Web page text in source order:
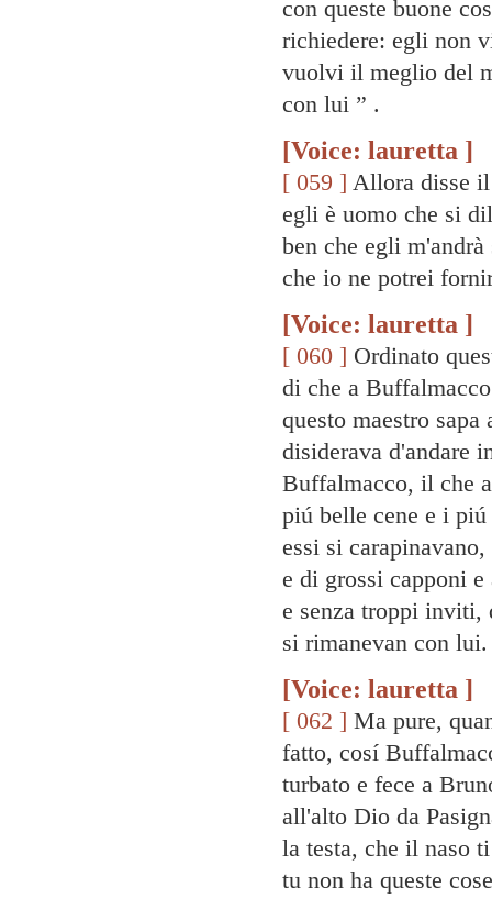
con queste buone
richiedere: egli non
vuolvi il meglio del
con lui ” .
[Voice: lauretta ]
[ 059 ] Allora disse il
egli è uomo che si
ben che egli
che io ne potrei
[Voice: lauretta ]
[ 060 ] Ordinato
di che a
questo maestro
disiderava d'andare
Buffalmacco, il che
piú belle cene e i
essi si
e di grossi capponi e
e senza troppi inviti,
si rimanevan con lui.
[Voice: lauretta ]
[ 062 ] Ma pure,
fatto, cosí
turbato e fece a
all'alto Dio da
la testa, che il naso
tu non ha queste